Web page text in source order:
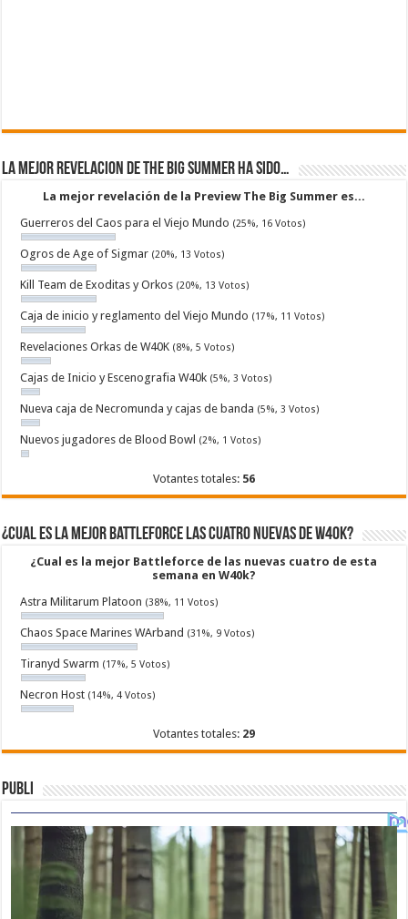
La mejor revelacion de The Big Summer ha sido…
La mejor revelación de la Preview The Big Summer es...
Guerreros del Caos para el Viejo Mundo (25%, 16 Votos)
Ogros de Age of Sigmar (20%, 13 Votos)
Kill Team de Exoditas y Orkos (20%, 13 Votos)
Caja de inicio y reglamento del Viejo Mundo (17%, 11 Votos)
Revelaciones Orkas de W40K (8%, 5 Votos)
Cajas de Inicio y Escenografia W40k (5%, 3 Votos)
Nueva caja de Necromunda y cajas de banda (5%, 3 Votos)
Nuevos jugadores de Blood Bowl (2%, 1 Votos)
Votantes totales: 56
¿Cual es la mejor Battleforce las cuatro nuevas de W40k?
¿Cual es la mejor Battleforce de las nuevas cuatro de esta
semana en W40k?
Astra Militarum Platoon (38%, 11 Votos)
Chaos Space Marines WArband (31%, 9 Votos)
Tiranyd Swarm (17%, 5 Votos)
Necron Host (14%, 4 Votos)
Votantes totales: 29
Publi